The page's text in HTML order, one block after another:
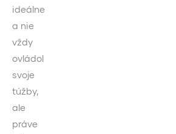
ideálne
a nie
vždy
ovládol
svoje
túžby,
ale
práve